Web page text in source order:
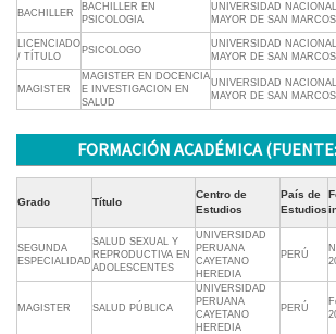
BACHILLER
BACHILLER EN
PSICOLOGIA
UNIVERSIDAD NACIONAL
MAYOR DE SAN MARCOS
LICENCIADO
/ TÍTULO
PSICOLOGO
UNIVERSIDAD NACIONAL
MAYOR DE SAN MARCOS
MAGISTER
MAGISTER EN DOCENCIA
E INVESTIGACION EN
SALUD
UNIVERSIDAD NACIONAL
MAYOR DE SAN MARCOS
FORMACIÓN ACADÉMICA
Grado Título
Centro de
Estudios
País de
Estudios
SEGUNDA
ESPECIALIDAD
SALUD SEXUAL Y
REPRODUCTIVA EN
ADOLESCENTES
UNIVERSIDAD
PERUANA
CAYETANO
HEREDIA
PERÚ
MAGISTER SALUD PÚBLICA
UNIVERSIDAD
PERUANA
CAYETANO
HEREDIA
PERÚ